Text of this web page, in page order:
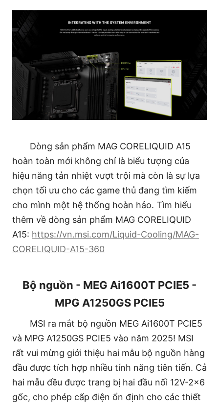
Dòng sản phẩm MAG CORELIQUID A15
hoàn toàn mới không chỉ là biểu tượng của
hiệu năng tản nhiệt vượt trội mà còn là sự lựa
chọn tối ưu cho các game thủ đang tìm kiếm
cho mình một hệ thống hoàn hảo. Tìm hiểu
thêm về dòng sản phẩm MAG CORELIQUID
A15: https://vn.msi.com/Liquid-Cooling/MAG-
CORELIQUID-A15-360
Bộ nguồn - MEG Ai1600T PCIE5 -
MPG A1250GS PCIE5
MSI ra mắt bộ nguồn MEG Ai1600T PCIE5
và MPG A1250GS PCIE5 vào năm 2025! MSI
rất vui mừng giới thiệu hai mẫu bộ nguồn hàng
đầu được tích hợp nhiều tính năng tiên tiến. Cả
hai mẫu đều được trang bị hai đầu nối 12V-2×6
gốc, cho phép cấp điện ổn định cho các thiết